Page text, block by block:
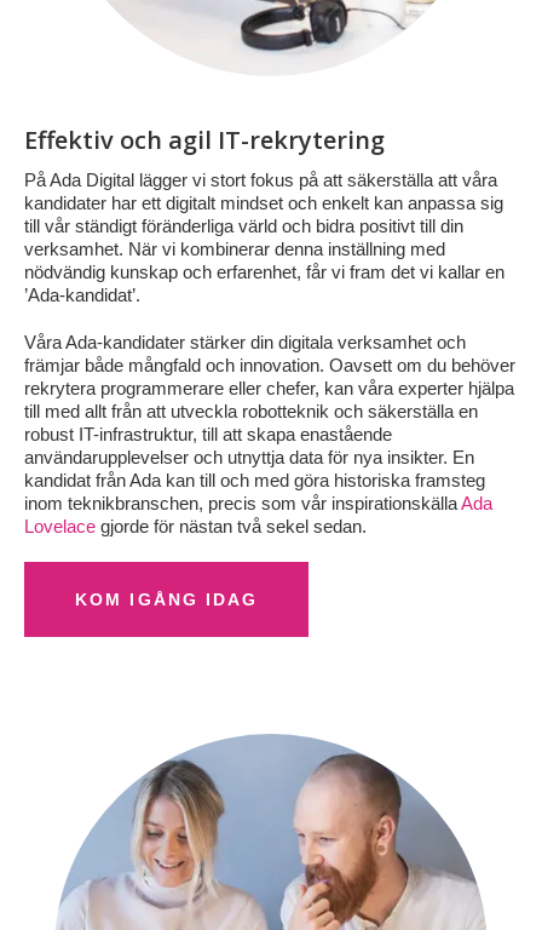
Effektiv och agil IT-rekrytering
På Ada Digital lägger vi stort fokus på att säkerställa att våra
kandidater har ett digitalt mindset och enkelt kan anpassa sig
till vår ständigt föränderliga värld och bidra positivt till din
verksamhet. När vi kombinerar denna inställning med
nödvändig kunskap och erfarenhet, får vi fram det vi kallar en
’Ada-kandidat’.
Våra Ada-kandidater stärker din digitala verksamhet och
främjar både mångfald och innovation. Oavsett om du behöver
rekrytera programmerare eller chefer, kan våra experter hjälpa
till med allt från att utveckla robotteknik och säkerställa en
robust IT-infrastruktur, till att skapa enastående
användarupplevelser och utnyttja data för nya insikter. En
kandidat från Ada kan till och med göra historiska framsteg
inom teknikbranschen, precis som vår inspirationskällaAda
Lovelace gjorde för nästan två sekel sedan.
KOM IGÅNG IDAG